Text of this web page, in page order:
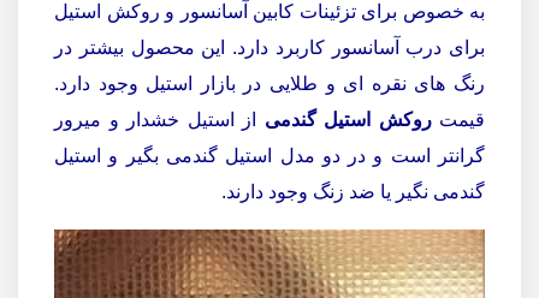
به خصوص برای تزئینات کابین آسانسور و روکش استیل
برای درب آسانسور کاربرد دارد. این محصول بیشتر در
رنگ های نقره ای و طلایی در بازار استیل وجود دارد.
قیمتروکش استیل گندمی از استیل خشدار و میرور
گرانتر است و در دو مدل استیل گندمی بگیر و استیل
گندمی نگیر یا ضد زنگ وجود دارند.